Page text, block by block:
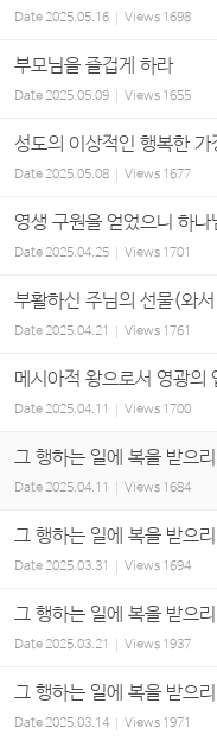
Date2025.05.16 Views 1698
부모님을 즐겁게 하라
Date2025.05.09 Views 1655
성도의 이상적인 행복한 가
Date2025.05.08 Views 1677
영생 구원을 얻었으니 하
Date2025.04.25 Views 1701
부활하신 주님의 선물(와
Date2025.04.21 Views 1761
메시아적 왕으로서 영광
Date2025.04.11 Views 1700
그 행하는 일에 복을 받으
Date 2025.04.11 Views 1684
그 행하는 일에 복을 받으
Date2025.03.31 Views 1694
그 행하는 일에 복을 받으
Date2025.03.21 Views 1937
그 행하는 일에 복을 받으
Date2025.03.14 Views 1971